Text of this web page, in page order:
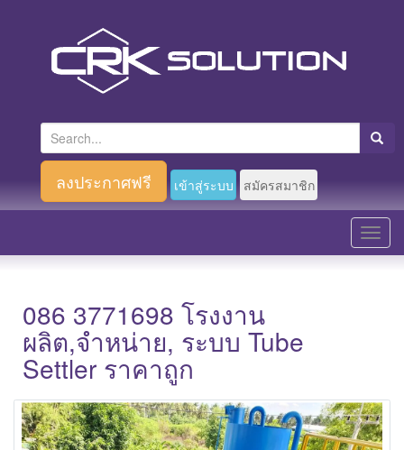
e
r
r
:
ลงประกาศฟรี เข้าสู่ระบบ สมัครสมาชิก
T
o
v
i
086 3771698 โรงงาน
ผลิต,จำหน่าย, ระบบ Tube
Settler ราคาถูก